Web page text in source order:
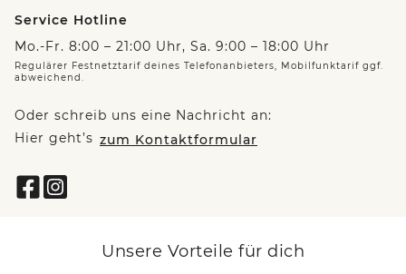
Service Hotline
Mo.-Fr. 8:00 – 21:00 Uhr, Sa. 9:00 – 18:00 Uhr
Regulärer Festnetztarif deines Telefonanbieters, Mobilfunktarif ggf.
abweichend.
Oder schreib uns eine Nachricht an:
Hier geht’s zum Kontaktformular
Unsere Vorteile für dich